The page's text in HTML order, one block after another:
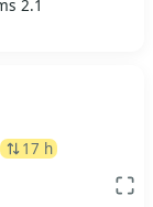
2.1
17 h